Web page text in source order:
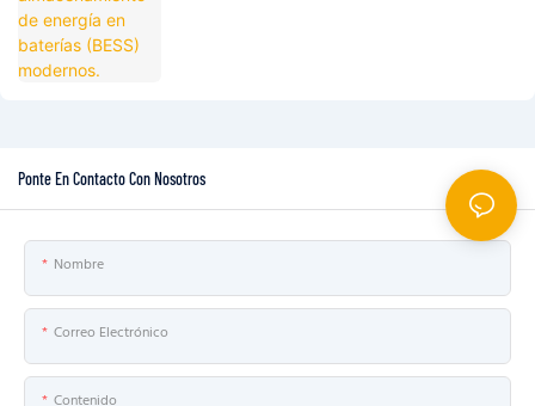
Ponte En Contacto Con Nosotros
Nombre
Correo Electrónico